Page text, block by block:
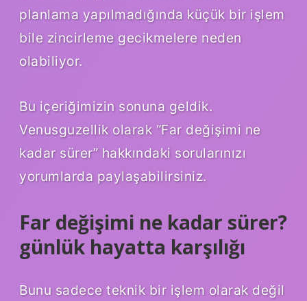
planlama yapılmadığında küçük bir işlem
bile zincirleme gecikmelere neden
olabiliyor.
Bu içeriğimizin sonuna geldik.
Venusguzellik olarak “Far değişimi ne
kadar sürer” hakkındaki sorularınızı
yorumlarda paylaşabilirsiniz.
Far değişimi ne kadar sürer?
günlük hayatta karşılığı
Bunu sadece teknik bir işlem olarak değil